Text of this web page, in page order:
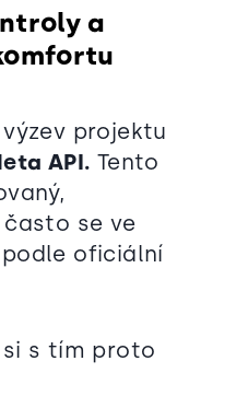
a
projektu
API. Tento
se ve
oficiální
si s tím proto